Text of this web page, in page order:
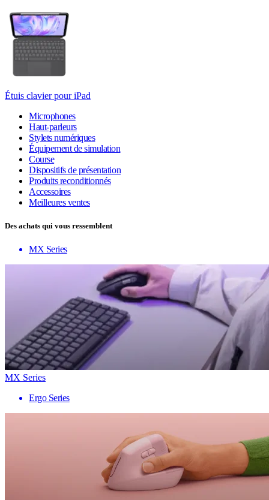
Étuis clavier pour iPad
Microphones
Haut-parleurs
Stylets numériques
Équipement de simulation
Course
Dispositifs de présentation
Produits reconditionnés
Accessoires
Meilleures ventes
Des achats qui vous ressemblent
MX Series
MX Series
Ergo Series